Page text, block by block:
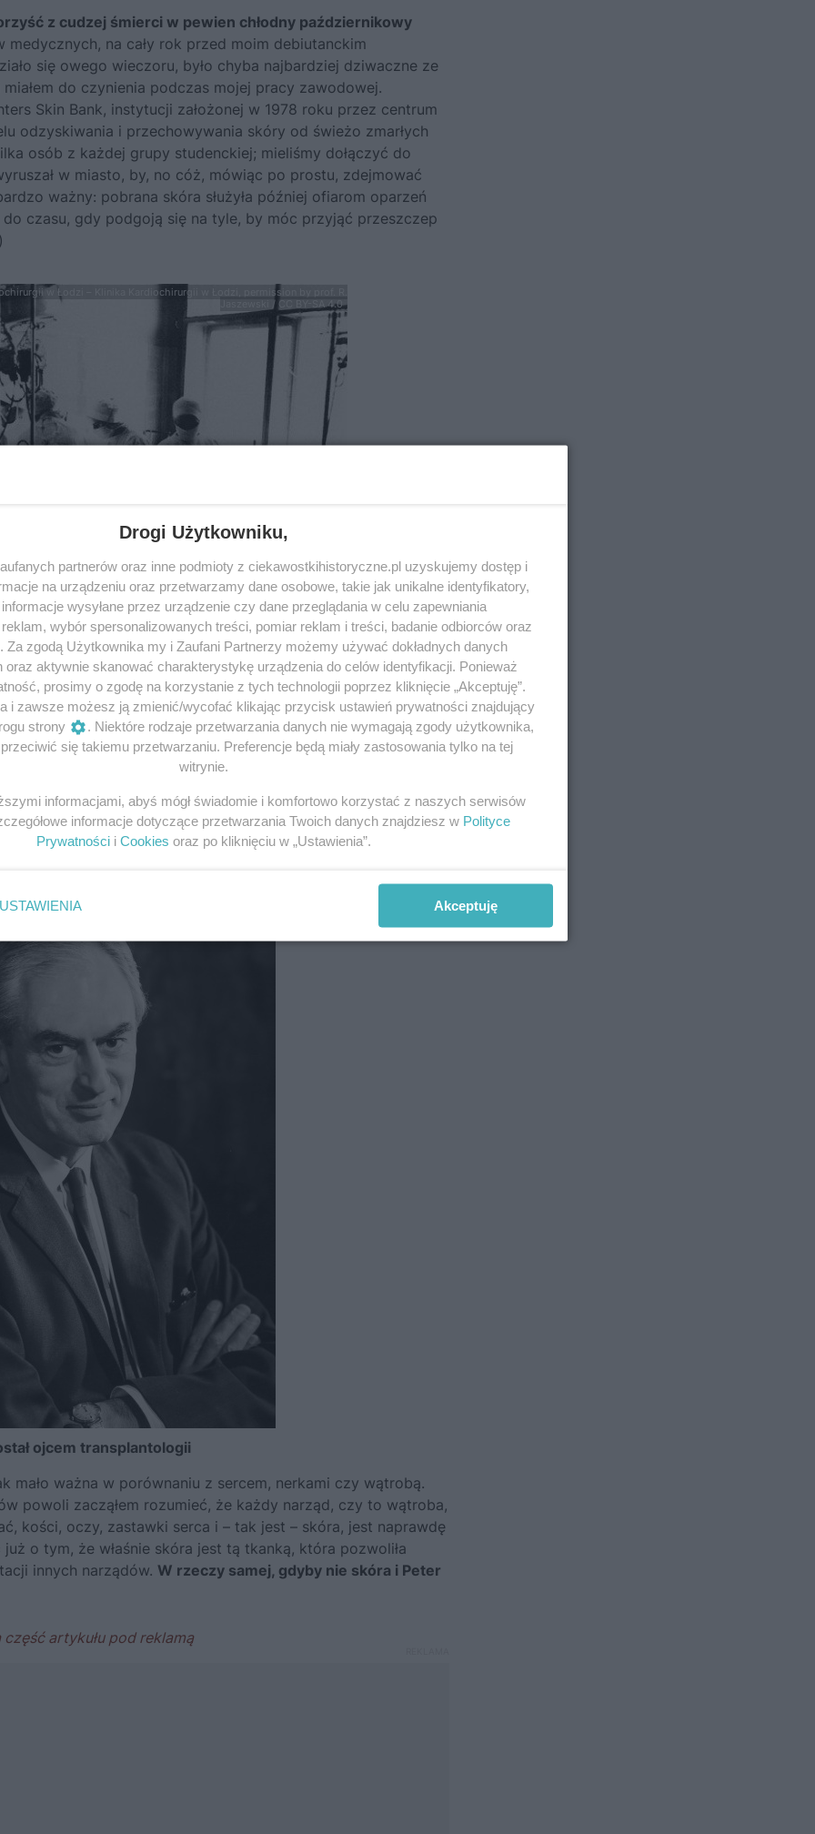
z cudzej śmierci w pewien chłodny październikowy
medycznych, na cały rok przed moim debiutanckim
się owego wieczoru, było chyba najbardziej dziwaczne ze
do czynienia podczas mojej pracy zawodowej.
Skin Bank, instytucji założonej w 1978 roku przez centrum
odzyskiwania i przechowywania skóry od świeżo zmarłych
osób z każdej grupy studenckiej; mieliśmy dołączyć do
w miasto, by, no cóż, mówiąc po prostu, zdejmować
ważny: pobrana skóra służyła później ofiarom oparzeń
czasu, gdy podgoją się na tyle, by móc przyjąć przeszczep
w Łodzi – Klinika Kardiochirurgii w Łodzi, permission by prof. R.
Jaszewski / CC BY-SA 4.0
nie miałem pojęcia, kto opracował procedurę, jak miały
narządów ani jak ważne będzie dla mnie kiedyś
nie miałem jeszcze zajęć klinicznych z pacjentami, nigdy nie
sobie, że zostanę onkologiem dziecięcym. Ale
to będzie coś ciekawego, kusiło mnie też, by zdobyć nowe
(…)
ojcem transplantologii
mało ważna w porównaniu z sercem, nerkami czy wątrobą.
powoli zacząłem rozumieć, że każdy narząd, czy to wątroba,
kości, oczy, zastawki serca i – tak jest – skóra, jest naprawdę
o tym, że właśnie skóra jest tą tkanką, która pozwoliła
innych narządów. W rzeczy samej, gdyby nie skóra i Peter
Drogi Użytkowniku,
partnerów oraz inne podmioty z ciekawostkihistoryczne.pl uzyskujemy dostęp i
na urządzeniu oraz przetwarzamy dane osobowe, takie jak unikalne identyfikatory,
wysyłane przez urządzenie czy dane przeglądania w celu zapewniania
wybór spersonalizowanych treści, pomiar reklam i treści, badanie odbiorców oraz
Za zgodą Użytkownika my i Zaufani Partnerzy możemy używać dokładnych danych
oraz aktywnie skanować charakterystykę urządzenia do celów identyfikacji. Ponieważ
prosimy o zgodę na korzystanie z tych technologii poprzez kliknięcie „Akceptuję”.
i zawsze możesz ją zmienić/wycofać klikając przycisk ustawień prywatności znajdujący
strony
. Niektóre rodzaje przetwarzania danych nie wymagają zgody użytkownika,
się takiemu przetwarzaniu. Preferencje będą miały zastosowania tylko na tej
witrynie.
informacjami, abyś mógł świadomie i komfortowo korzystać z naszych serwisów
informacje dotyczące przetwarzania Twoich danych znajdziesz w Polityce
Prywatności i Cookies oraz po kliknięciu w „Ustawienia”.
USTAWIENIA Akceptuję